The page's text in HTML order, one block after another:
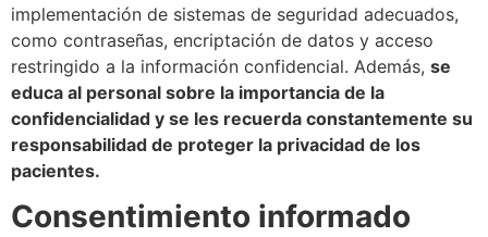
implementación de sistemas de seguridad adecuados,
como contraseñas, encriptación de datos y acceso
restringido a la información confidencial. Además, se
educa al personal sobre la importancia de la
confidencialidad y se les recuerda constantemente su
responsabilidad de proteger la privacidad de los
pacientes.
Consentimiento informado